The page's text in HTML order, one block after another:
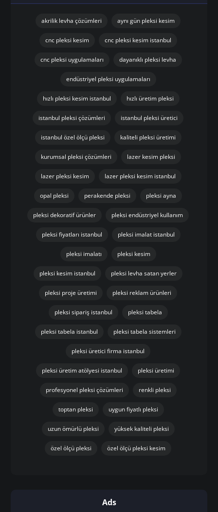
akrilik levha çözümleri aynı gün pleksi kesim
cnc pleksi kesim cnc pleksi kesim istanbul
cnc pleksi uygulamaları dayanıklı pleksi levha
endüstriyel pleksi uygulamaları
hızlı pleksi kesim istanbul hızlı üretim pleksi
istanbul pleksi çözümleri istanbul pleksi üretici
istanbul özel ölçü pleksi kaliteli pleksi üretimi
kurumsal pleksi çözümleri lazer kesim pleksi
lazer pleksi kesim lazer pleksi kesim istanbul
opal pleksi perakende pleksi pleksi ayna
pleksi dekoratif ürünler pleksi endüstriyel kullanım
pleksi fiyatları istanbul pleksi imalat istanbul
pleksi imalatı pleksi kesim
pleksi kesim istanbul pleksi levha satan yerler
pleksi proje üretimi pleksi reklam ürünleri
pleksi sipariş istanbul pleksi tabela
pleksi tabela istanbul pleksi tabela sistemleri
pleksi üretici firma istanbul
pleksi üretim atölyesi istanbul pleksi üretimi
profesyonel pleksi çözümleri renkli pleksi
toptan pleksi uygun fiyatlı pleksi
uzun ömürlü pleksi yüksek kaliteli pleksi
özel ölçü pleksi özel ölçü pleksi kesim
Ads